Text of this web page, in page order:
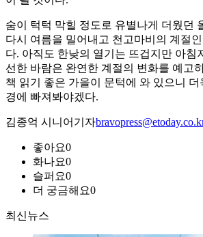
숨이 턱턱 막힐 정도로 유별나게 더웠던
다시 여름을 밀어내고 천고마비의 계절
다. 아직도 한낮의 열기는 뜨겁지만 아침
선한 바람은 완연한 계절의 변화를 예고
책 읽기 좋은 가을이 문턱에 와 있으니 더
경에 빠져봐야겠다.
김종억 시니어기자
좋아요0
화나요0
슬퍼요0
더 궁금해요0
최신뉴스